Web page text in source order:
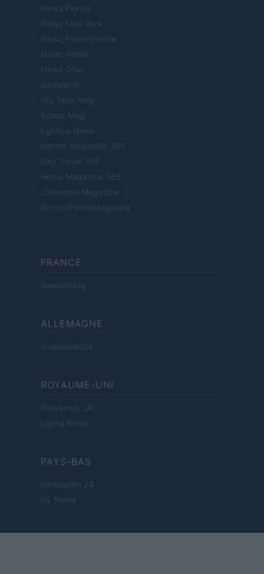
Newz Florida
Newz New York
Newz Pennsylvania
Newz Illinois
Newz Ohio
Gameland
Hig Tech Mag
Scoop Mag
Lgbtqia News
Motors Magazine 365
Day Travel 365
Home Magazine 365
Cineverse Magazine
SecondHomeMagazine
FRANCE
InvestirMag
ALLEMAGNE
Investieren24
ROYAUME-UNI
News Hub UK
Lgbtq News
PAYS-BAS
Investeren 24
NL Newz